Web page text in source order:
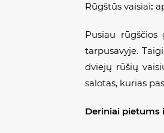
Rūgštūs vaisiai:
Pusiau
tarpusavyje.
dviejų rūšių
salotas, kurias
Deriniai pietums